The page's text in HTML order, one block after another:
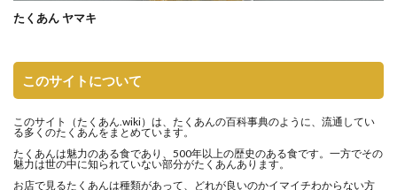
たくあん ヤマキ
このサイトについて
このサイト（たくあん.wiki）は、たくあんの百科事典のように、流通してい
る多くのたくあんをまとめています。
たくあんは魅力のある食であり、500年以上の歴史のある食です。一方でその
魅力は世の中に知られていない部分がたくあんあります。
お店で見るたくあんは種類があって、どれが良いのかイマイチわからない方